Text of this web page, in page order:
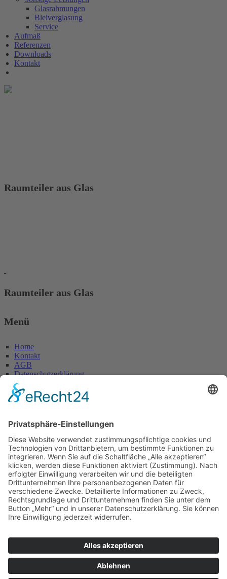
Glasrahmungen
Bleiverglasung
Service
Aufmaß
Referenzen
Downloads
Kontakt
Raumteiler aus Glas
Raumteiler aus Glas
Menü
Home
Kontakt
AGB
Datenschutzerklärung
Impressum
Max-Holder-Straße 13
60437 Frankfurt/M.
Tel.: 069 / 50 28 58
Fax: 069 / 50 21 90
E-Mail: info@glaserei-becker.de
Bürozeiten
Montag bis Donnerstag:
14:00 – 16:00 Uhr
Freitag: 07:00 – 13:00 Uhr